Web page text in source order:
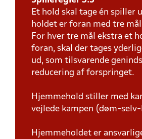
Et hold skal tage én spiller
holdet er foran med tre
For hver tre mål ekstra et
foran, skal der tages
ud, som tilsvarende
reducering af forspringet.
Hjemmehold stiller med
vejlede kampen (døm-
Hjemmeholdet er